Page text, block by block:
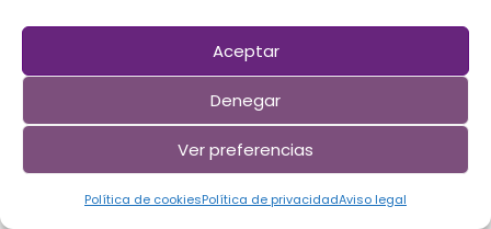
Aceptar
Denegar
Ver preferencias
Política de cookiesPolítica de privacidadAviso legal
Neve| Funciona gracias aWordPress